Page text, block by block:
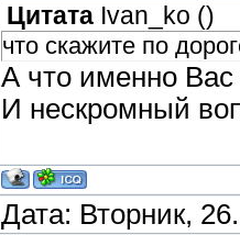
Цитата Ivan_ko ()
что скажите по
А что именно Вас
И нескромный
Дата: Вторник,